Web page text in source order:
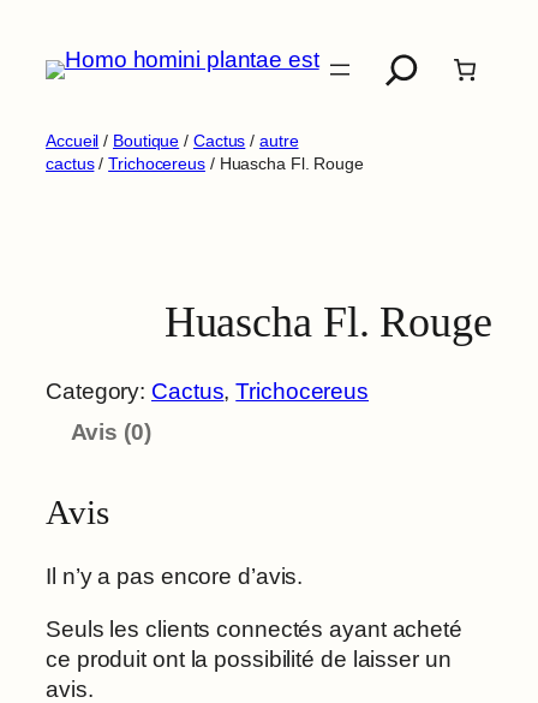
contenu
Accueil / Boutique / Cactus /autre
cactus/Trichocereus/ Huascha Fl. Rouge
Huascha Fl. Rouge
Category: Cactus, Trichocereus
Avis (0)
Avis
Il n’y a pas encore d’avis.
Seuls les clients connectés ayant acheté
ce produit ont la possibilité de laisser un
avis.